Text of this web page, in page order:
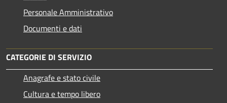
Personale Amministrativo
Documenti e dati
CATEGORIE DI SERVIZIO
Anagrafe e stato civile
Cultura e tempo libero